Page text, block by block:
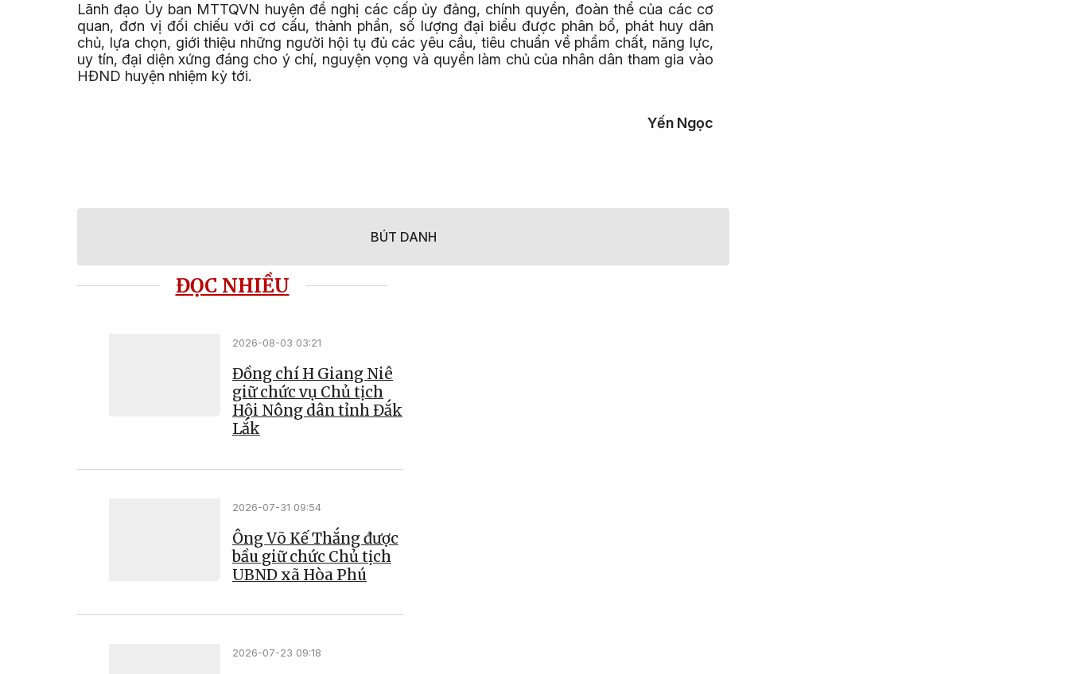
Lãnh đạo Ủy ban MTTQVN huyện đề nghị các cấp ủy đảng, chính quyền, đoàn thể của các cơ
quan, đơn vị đối chiếu với cơ cấu, thành phần, số lượng đại biểu được phân bổ, phát huy dân
chủ, lựa chọn, giới thiệu những người hội tụ đủ các yêu cầu, tiêu chuẩn về phẩm chất, năng lực,
uy tín, đại diện xứng đáng cho ý chí, nguyện vọng và quyền làm chủ của nhân dân tham gia vào
HĐND huyện nhiệm kỳ tới.
Yến Ngọc
BÚT DANH
ĐỌC NHIỀU
2026-08-03 03:21
Đồng chí H Giang Niê
giữ chức vụ Chủ tịch
Hội Nông dân tỉnh Đắk
Lắk
2026-07-31 09:54
Ông Võ Kế Thắng được
bầu giữ chức Chủ tịch
UBND xã Hòa Phú
2026-07-23 09:18